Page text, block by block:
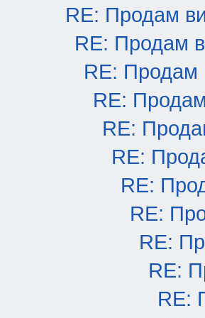
RE: Продам
RE: Продам
RE: Продам
RE:
RE:
RE:
RE:
RE:
RE:
RE:
RE: